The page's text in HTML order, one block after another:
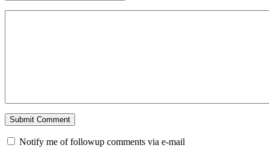
Notify me of followup comments via e-mail